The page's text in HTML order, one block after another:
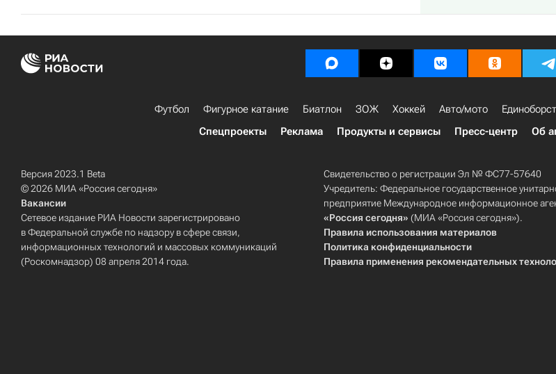
Футбол Фигурное катание Биатлон ЗОЖ Хоккей Авто/мото
Спецпроекты
Реклама Продукты и сервисы Пресс-центр Об
Версия 2023.1 Beta
© 2026 МИА «Россия сегодня»
Вакансии
Сетевое издание РИА Новости зарегистрировано
в Федеральной службе по надзору в сфере связи,
информационных технологий и массовых коммуникаций
(Роскомнадзор) 08 апреля 2014 года.
Свидетельство о регистрации Эл № ФС77-57640
Учредитель: Федеральное государственное
предприятие Международное информационное
«Россия сегодня» (МИА «Россия сегодня»).
Правила использования материалов
Политика конфиденциальности
Правила применения рекомендательных